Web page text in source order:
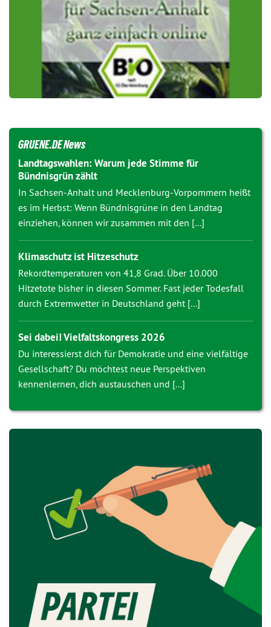
GRUENE.DE News
Landtagswahlen: Warum jede Stimme für
Bündnisgrün zählt
In Sachsen-Anhalt und Mecklenburg-Vorpommern heißt
es im Herbst: Wenn Bündnisgrüne in den Landtag
einziehen, können wir zusammen mit den [...]
Klimaschutz ist Hitzeschutz
Rekordtemperaturen von 41,8 Grad. Über 10.000
Hitzetote bisher in diesen Sommer. Fast jeder Todesfall
durch Extremwetter in Deutschland geht [...]
Sei dabei! Vielfaltskongress 2026
Du interessierst dich für Demokratie und eine vielfältige
Gesellschaft? Du möchtest neue Perspektiven
kennenlernen, dich austauschen und [...]